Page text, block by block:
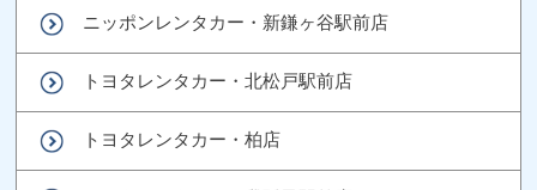
ニッポンレンタカー・新鎌ヶ谷駅前店
トヨタレンタカー・北松戸駅前店
トヨタレンタカー・柏店